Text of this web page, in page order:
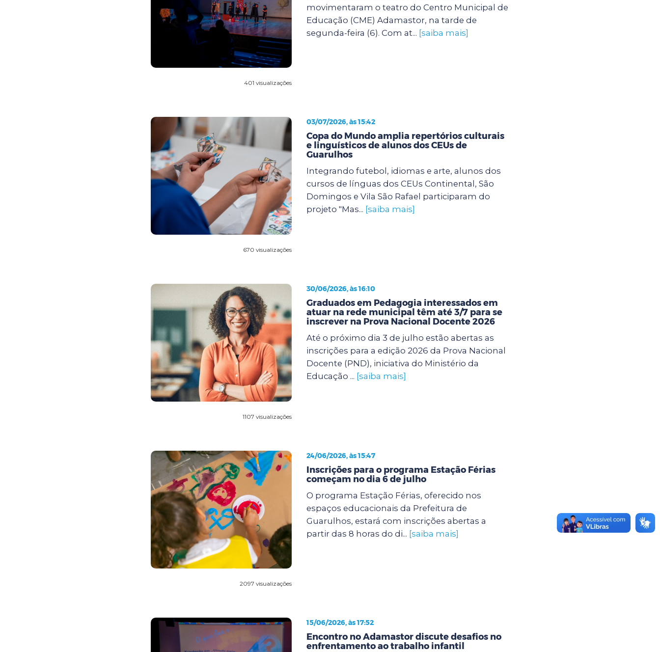
401 visualizações
movimentaram o teatro do Centro Municipal de
Educação (CME) Adamastor, na tarde de
segunda-feira (6). Com at... [saiba mais]
670 visualizações
03/07/2026, às 15:42
Copa do Mundo amplia repertórios culturais
e linguísticos de alunos dos CEUs de
Guarulhos
Integrando futebol, idiomas e arte, alunos dos
cursos de línguas dos CEUs Continental, São
Domingos e Vila São Rafael participaram do
projeto "Mas... [saiba mais]
1107 visualizações
30/06/2026, às 16:10
Graduados em Pedagogia interessados em
atuar na rede municipal têm até 3/7 para se
inscrever na Prova Nacional Docente 2026
Até o próximo dia 3 de julho estão abertas as
inscrições para a edição 2026 da Prova Nacional
Docente (PND), iniciativa do Ministério da
Educação ... [saiba mais]
2097 visualizações
24/06/2026, às 15:47
Inscrições para o programa Estação Férias
começam no dia 6 de julho
O programa Estação Férias, oferecido nos
espaços educacionais da Prefeitura de
Guarulhos, estará com inscrições abertas a
partir das 8 horas do di... [saiba mais]
15/06/2026, às 17:52
Encontro no Adamastor discute desafios no
enfrentamento ao trabalho infantil